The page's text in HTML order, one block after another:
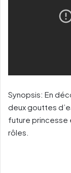
Synopsis: En
deux gouttes
future princesse
rôles.